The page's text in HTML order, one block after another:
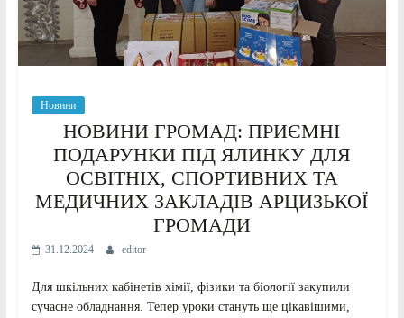
Новини
НОВИНИ ГРОМАД: ПРИЄМНІ
ПОДАРУНКИ ПІД ЯЛИНКУ ДЛЯ
ОСВІТНІХ, СПОРТИВНИХ ТА
МЕДИЧНИХ ЗАКЛАДІВ АРЦИЗЬКОЇ
ГРОМАДИ
31.12.2024 editor
Для шкільних кабінетів хімії, фізики та біології закупили
сучасне обладнання. Тепер уроки стануть ще цікавішими,